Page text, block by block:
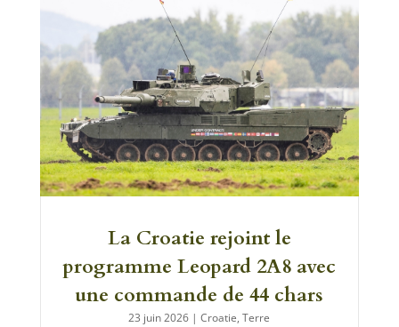
La Croatie rejoint le
programme Leopard 2A8 avec
une commande de 44 chars
23 juin 2026 |Croatie,Terre